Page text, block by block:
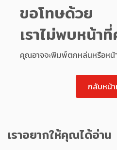
ขอโทษด้วย
เราไม่พบหน้า
คุณอาจจะพิมพ์ตกหล่นหรือหน้
กลับหน้
เราอยากให้คุณได้อ่าน